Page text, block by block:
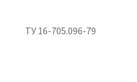
ТУ 16-705.096-79